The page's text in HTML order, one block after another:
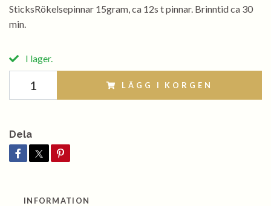
SticksRökelsepinnar 15gram, ca 12s t pinnar. Brinntid ca 30
min.
I lager.
LÄGG I KORGEN
Dela
INFORMATION